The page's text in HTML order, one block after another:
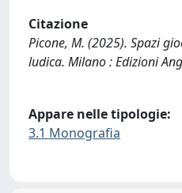
Citazione
Picone, M. (2025). Spazi
ludica. Milano : Edizioni
Appare nelle tipologie:
3.1 Monografia